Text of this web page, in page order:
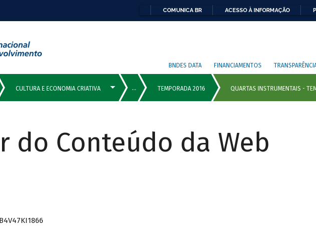
COMUNICA BR ACESSO À INFORMAÇÃO
BNDES DATA FINANCIAMENTOS
do Conteúdo da Web